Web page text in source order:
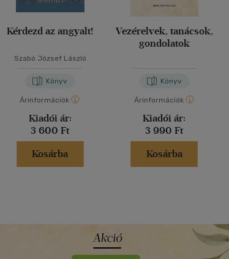
Kérdezd az angyalt!
Szabó József László
Könyv
Árinformációk
Kiadói ár:
3 600 Ft
Kosárba
Vezérelvek, tanácsok,
gondolatok
Könyv
Árinformációk
Kiadói ár:
3 990 Ft
Kosárba